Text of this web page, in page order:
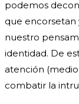
podemos
que encorsetan
nuestro
identidad. De
atención
combatir la